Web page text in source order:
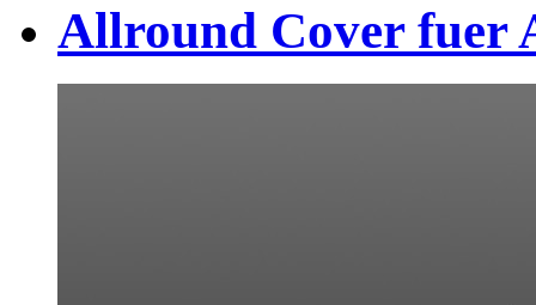
Allround Cover fuer